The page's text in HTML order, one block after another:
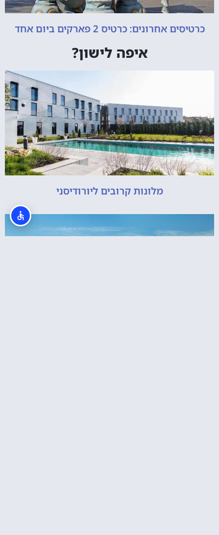
כרטיסים אחרונים: כרטיס 2 פארקים ביום אחד
איפה לישון?
מלונות קרובים ליורודיסני